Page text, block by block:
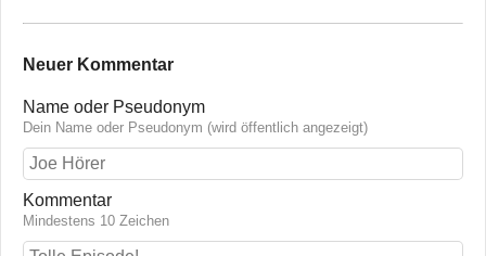
Neuer Kommentar
Name oder Pseudonym
Dein Name oder Pseudonym (wird öffentlich angezeigt)
Kommentar
Mindestens 10 Zeichen